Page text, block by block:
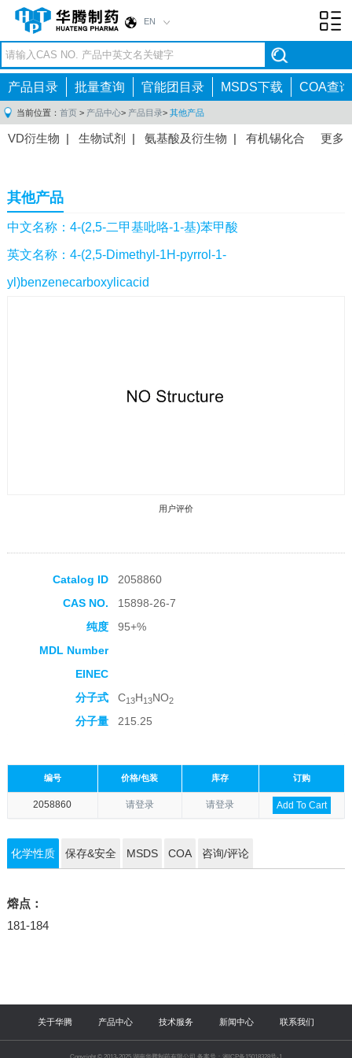
EN
产品目录 批量查询 官能团目录 MSDS下载 COA查询
当前位置： 首页 > 产品中心> 产品目录> 其他产品
更多
VD衍生物 | 生物试剂 | 氨基酸及衍生物 | 有机锡化合
间体|抗高血压药物中间体
感染药物中间体
体 |抗精神病药物中间体 |抗炎药物中间体
药中间体|其他原料药中间体|
其他产品
中文名称：4-(2,5-二甲基吡咯-1-基)苯甲酸
英文名称：4-(2,5-Dimethyl-1H-pyrrol-1-
yl)benzenecarboxylicacid
用户评价
Catalog ID
2058860
CAS NO.
15898-26-7
纯度
95+%
MDL Number
EINEC
分子式
C13H13NO2
分子量 215.25
编号 价格/包装 库存 订购
2058860 请登录 请登录 Add To Cart
化学性质 保存&安全 MSDS COA 咨询/评论
熔点：
181-184
关于华腾 产品中心 技术服务 新闻中心 联系我们
Copyright © 2013-2025 湖南华腾制药有限公司 备案号：湘ICP备15018328号-1